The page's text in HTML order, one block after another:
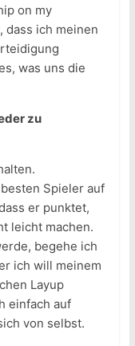
on my
dass ich meinen
was uns die
zu
Spieler auf
er punktet,
leicht machen.
begehe ich
ich will meinem
Layup
einfach auf
von selbst.